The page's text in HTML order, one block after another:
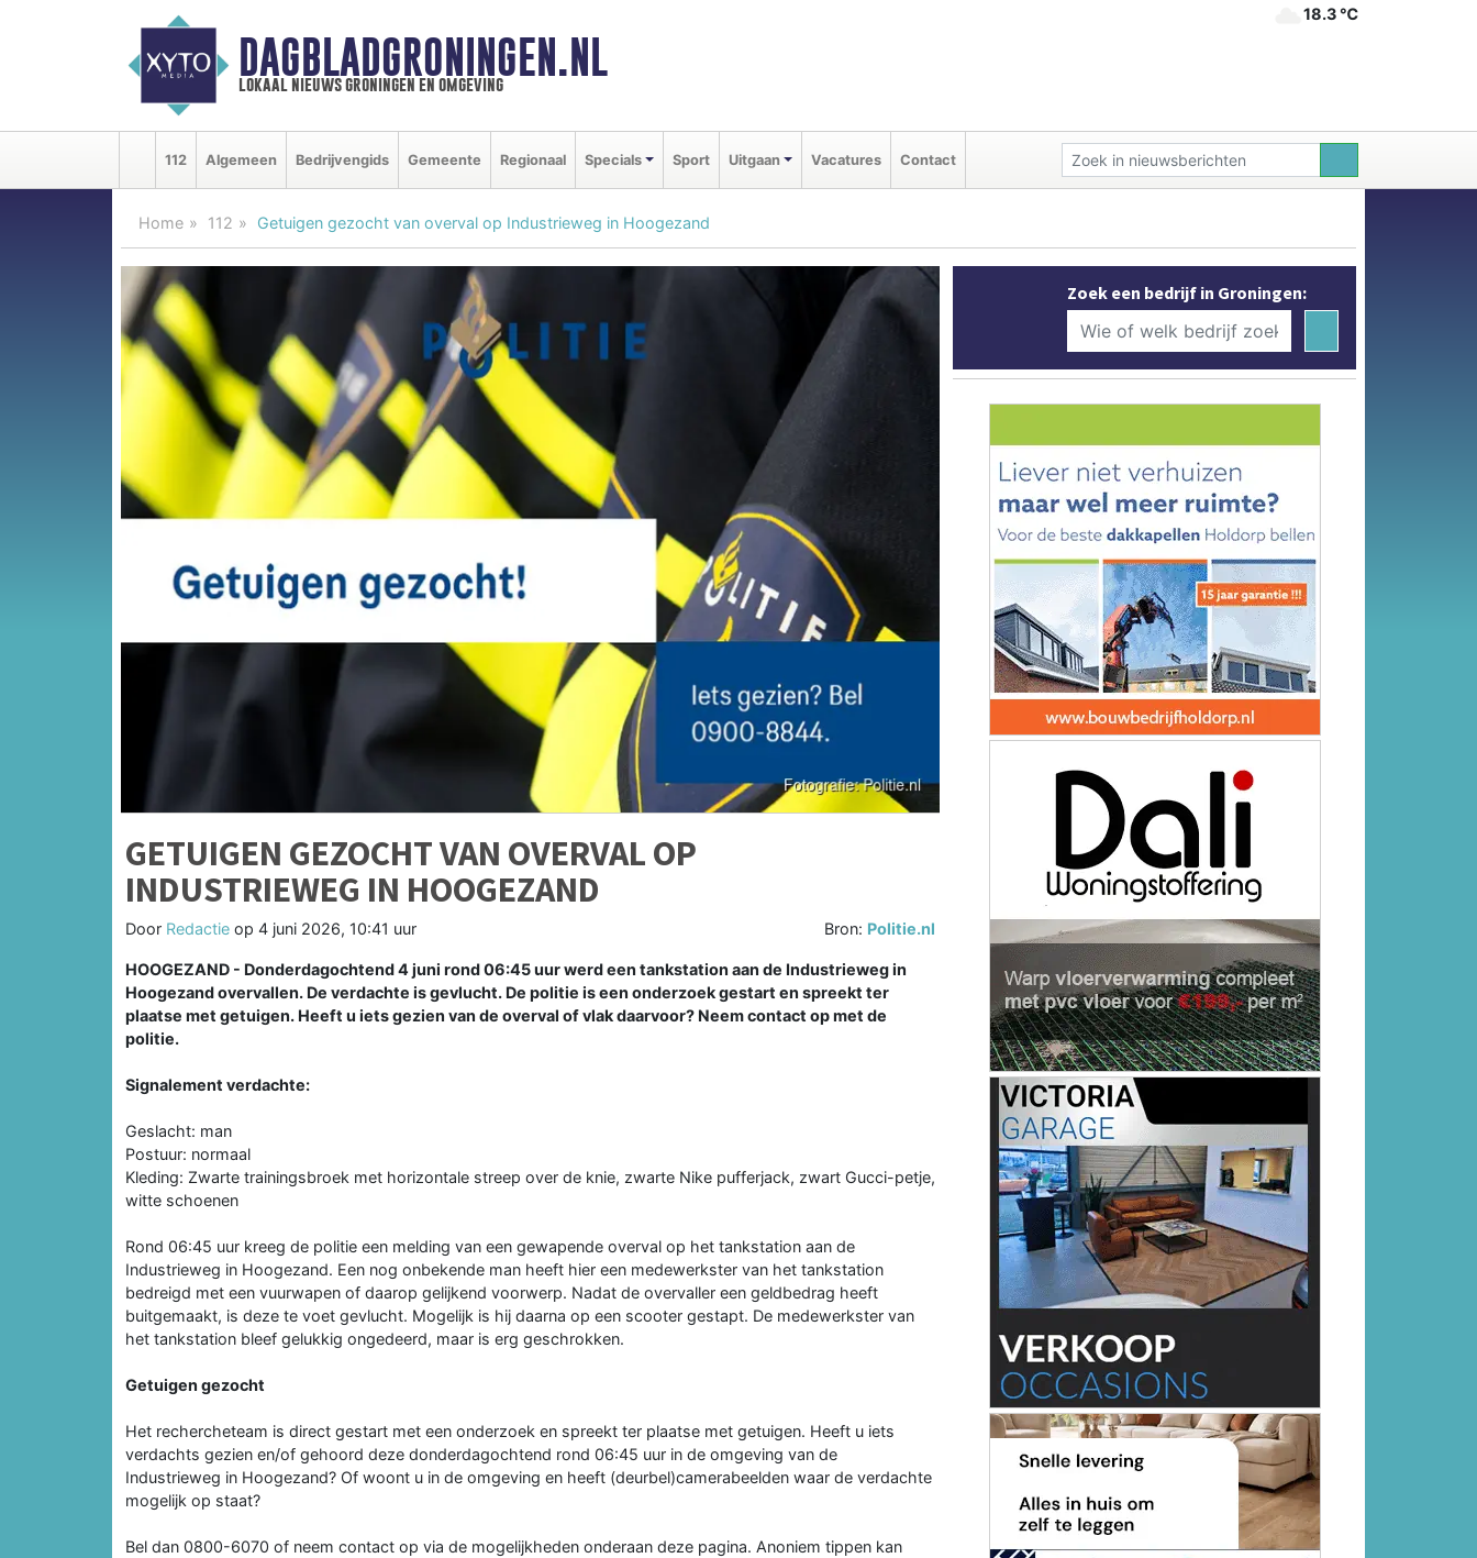
DAGBLADGRONINGEN.NL
lokaal nieuws groningen en omgeving
18.3 ℃
112 Algemeen Bedrijvengids Gemeente Regionaal Specials Sport Uitgaan Vacatures Contact
Home 112 Getuigen gezocht van overval op Industrieweg in Hoogezand
GETUIGEN GEZOCHT VAN OVERVAL OP
INDUSTRIEWEG IN HOOGEZAND
Door Redactie op 4 juni 2026, 10:41 uur Bron: Politie.nl
HOOGEZAND - Donderdagochtend 4 juni rond 06:45 uur werd een tankstation aan de Industrieweg in
Hoogezand overvallen. De verdachte is gevlucht. De politie is een onderzoek gestart en spreekt ter
plaatse met getuigen. Heeft u iets gezien van de overval of vlak daarvoor? Neem contact op met de
politie.
Signalement verdachte:
Geslacht: man
Postuur: normaal
Kleding: Zwarte trainingsbroek met horizontale streep over de knie, zwarte Nike pufferjack, zwart Gucci-petje,
witte schoenen
Rond 06:45 uur kreeg de politie een melding van een gewapende overval op het tankstation aan de
Industrieweg in Hoogezand. Een nog onbekende man heeft hier een medewerkster van het tankstation
bedreigd met een vuurwapen of daarop gelijkend voorwerp. Nadat de overvaller een geldbedrag heeft
buitgemaakt, is deze te voet gevlucht. Mogelijk is hij daarna op een scooter gestapt. De medewerkster van
het tankstation bleef gelukkig ongedeerd, maar is erg geschrokken.
Getuigen gezocht
Het rechercheteam is direct gestart met een onderzoek en spreekt ter plaatse met getuigen. Heeft u iets
verdachts gezien en/of gehoord deze donderdagochtend rond 06:45 uur in de omgeving van de
Industrieweg in Hoogezand? Of woont u in de omgeving en heeft (deurbel)camerabeelden waar de verdachte
mogelijk op staat?
Bel dan 0800-6070 of neem contact op via de mogelijkheden onderaan deze pagina. Anoniem tippen kan
Zoek een bedrijf in Groningen: